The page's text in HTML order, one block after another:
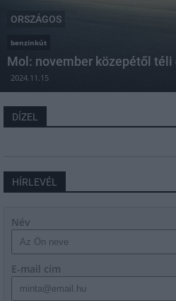
ORSZÁGOS
benzinkút
Mol: november közepétől
2024.11.15
DÍZEL
HÍRLEVÉL
Név
E-mail cím